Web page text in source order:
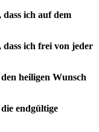
ich auf dem
dass ich frei von jeder
heiligen Wunsch
endgültige